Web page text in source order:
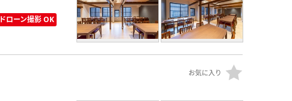
ドローン撮影 OK
お気に入り